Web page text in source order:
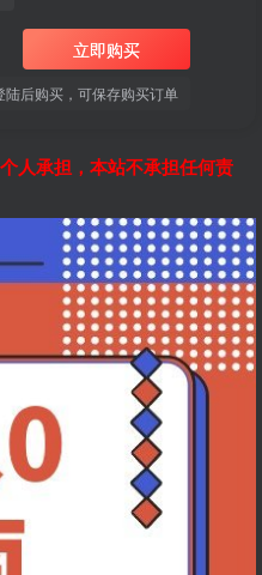
立即购买
后购买，可保存购买订单
人承担，本站不承担任何责